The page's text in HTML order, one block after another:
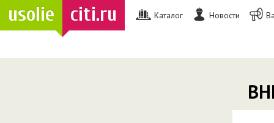
usolie citi.ru Каталог Новости